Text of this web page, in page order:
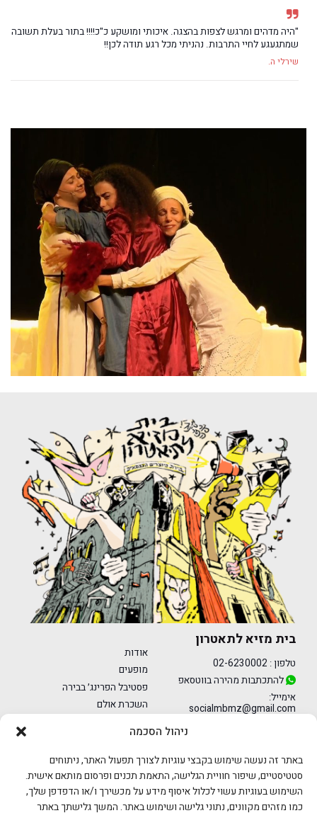
ניהול הסכמה
באתר זה נעשה שימוש בקבצי עוגיות לצורך תפעול האתר, ניתוחים
סטטיסטיים, שיפור חוויית הגלישה, התאמת תכנים ופרסום מותאם אישית.
השימוש בעוגיות עשוי לכלול איסוף מידע על מכשירך ו/או הדפדפן שלך,
כמו מזהים מקוונים, נתוני גלישה ושימוש באתר. המשך גלישתך באתר
"היה מדהים ומרגש לצפות בהצגה. איכותי ומושקע כ"כ!!!! בתור בעלת תשובה
שמתגעגע לחיי התרבות. נהניתי מכל רגע תודה לכן!!
שירלי ה.
בית מזיא לתאטרון
טלפון : 02-6230002
להתכתבות מהירה בווטסאפ
אימייל:
socialmbmz@gmail.com
אודות
מופעים
פסטיבל הפרינג׳ בבירה
השכרת אולם
מחול
הצהרת נגישות
מדיניות פרטיות